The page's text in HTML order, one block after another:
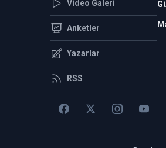
Video Galeri
Anketler
Yazarlar
RSS